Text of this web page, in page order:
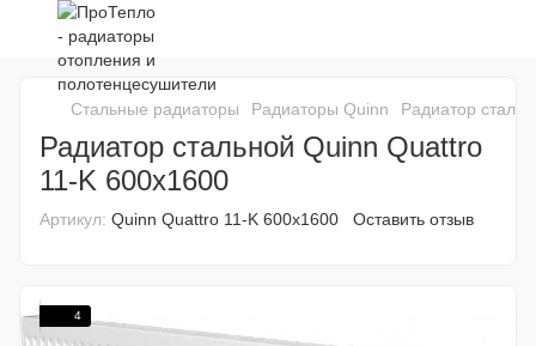
Стальные радиаторы Радиаторы Quinn Радиатор
Радиатор стальной Quinn Quattro
11-K 600x1600
Артикул: Quinn Quattro 11-K 600x1600 Оставить отзыв
4